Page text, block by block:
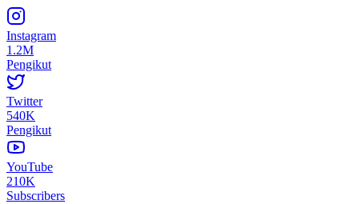
Instagram
1.2M
Pengikut
Twitter
540K
Pengikut
YouTube
210K
Subscribers